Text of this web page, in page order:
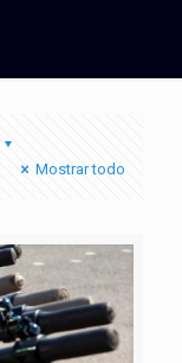
Mostrar todo